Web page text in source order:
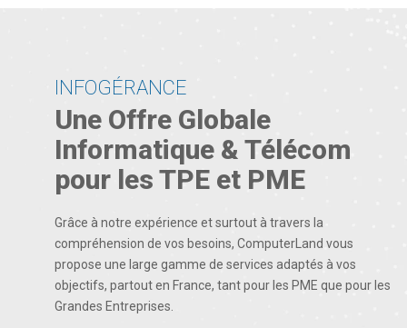
INFOGÉRANCE
Une Offre Globale
Informatique & Télécom
pour les TPE et PME
Grâce à notre expérience et surtout à travers la
compréhension de vos besoins, ComputerLand vous
propose une large gamme de services adaptés à vos
objectifs, partout en France, tant pour les PME que pour les
Grandes Entreprises.